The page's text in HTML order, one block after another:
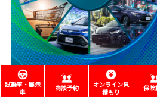
試乗車・展示
車
商談予約
オンライン見
積もり
保険